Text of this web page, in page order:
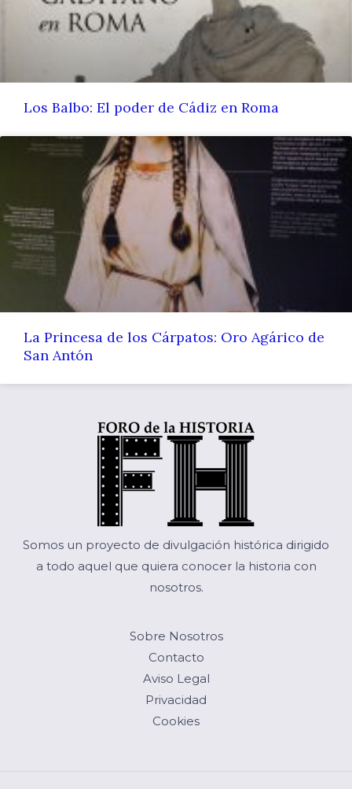
Los Balbo: El poder de Cádiz en Roma
La Princesa de los Cárpatos: Oro Agárico de
San Antón
Somos un proyecto de divulgación histórica dirigido
a todo aquel que quiera conocer la historia con
nosotros.
Sobre Nosotros
Contacto
Aviso Legal
Privacidad
Cookies